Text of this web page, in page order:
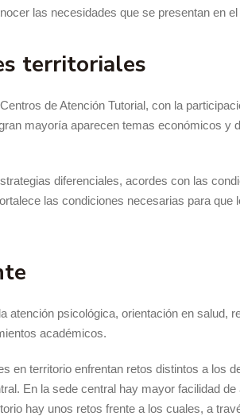
las necesidades que se presentan en el
territoriales
de Atención Tutorial, con la
mayoría aparecen temas económicos y
diferenciales, acordes con las
las condiciones necesarias para que
psicológica, orientación en salud,
académicos.
en territorio enfrentan retos distintos a los
En la sede central hay mayor facilidad
hay unos retos frente a los cuales, a